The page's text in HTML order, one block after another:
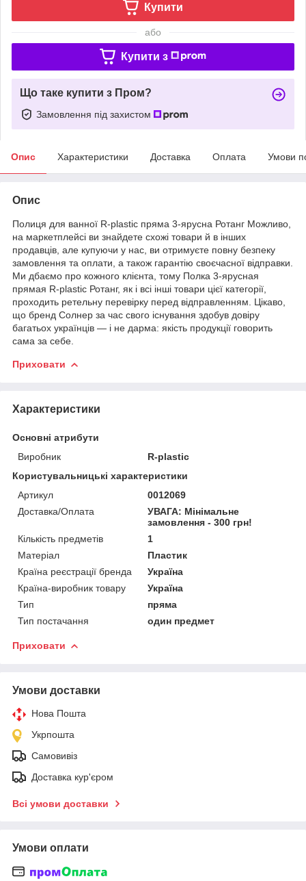
Купити
або
Купити з
Що таке купити з Пром?
Замовлення під захистом
Опис Характеристики Доставка Оплата Умови
Опис
Полиця для ванної R-plastic пряма 3-ярусна Ротанг Можливо,
на маркетплейсі ви знайдете схожі товари й в інших
продавців, але купуючи у нас, ви отримуєте повну безпеку
замовлення та оплати, а також гарантію своєчасної відправки.
Ми дбаємо про кожного клієнта, тому Полка 3-ярусная
прямая R-plastic Ротанг, як і всі інші товари цієї категорії,
проходить ретельну перевірку перед відправленням. Цікаво,
що бренд Солнер за час свого існування здобув довіру
багатьох українців — і не дарма: якість продукції говорить
сама за себе.
Приховати
Характеристики
Основні атрибути
Виробник
R-plastic
Користувальницькі характеристики
Артикул
0012069
Доставка/Оплата
УВАГА: Мінімальне
замовлення - 300 грн!
Кількість предметів
1
Матеріал
Пластик
Країна реєстрації бренда
Україна
Країна-виробник товару
Україна
Тип
пряма
Тип постачання
один предмет
Приховати
Умови доставки
Нова Пошта
Укрпошта
Самовивіз
Доставка кур'єром
Всі умови доставки
Умови оплати